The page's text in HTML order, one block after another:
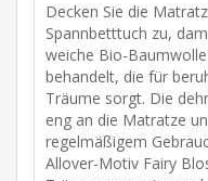
Decken Sie die
Spannbetttuch zu,
weiche Bio-
behandelt, die für
Träume sorgt. Die
eng an die Matratze
regelmäßigem
Allover-Motiv Fairy